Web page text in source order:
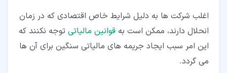
اغلب شرکت ها به دلیل شرایط خاص اقتصادی که در زمان
انحلال دارند، ممکن است به قوانین مالیاتی توجه نکنند که
این امر سبب ایجاد جریمه های مالیاتی سنگین برای آن ها
می گردد.